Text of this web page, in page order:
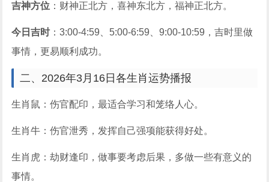
吉神方位 ：财神正北方，喜神东北方，福神正北方。
今日吉时：3:00-4:59、5:00-6:59、9:00-10:59，吉时里做
事情，更易顺利成功。
二、2026年3月16日各生肖运势播报
生肖鼠：伤官配印，最适合学习和笼络人心。
生肖牛：伤官泄秀，发挥自己强项能获得好处。
生肖虎：劫财逢印，做事要考虑后果，多做一些有意义的
事情。